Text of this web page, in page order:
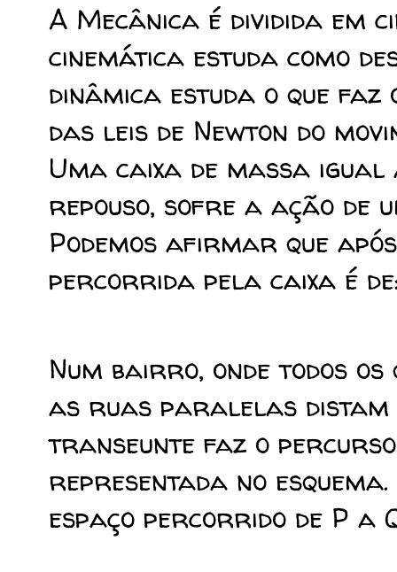
A Mecânica é dividida em
cinemática estuda como
dinâmica estuda o que
das leis de Newton do
Uma caixa de massa
repouso, sofre a ação de
Podemos afirmar que
percorrida pela caixa é
Num bairro, onde todos
as ruas paralelas distam
transeunte faz o
representada no
espaço percorrido de P a